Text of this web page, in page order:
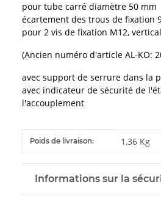
pour tube carré diamètre 50 mm
écartement des trous de fixation
pour 2 vis de fixation M12,
(Ancien numéro d'article AL-KO:
avec support de serrure dans la
avec indicateur de sécurité de
l'accouplement
#productDetails.itemValue#
Poids de livraison: 1,36 Kg
Informations sur la